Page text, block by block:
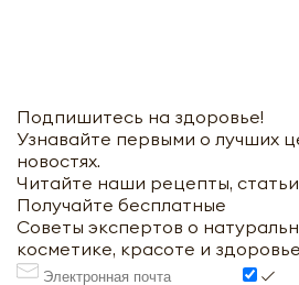
Подпишитесь на здоровье!
Узнавайте первыми о лучших
новостях.
Читайте наши рецепты,
Получайте бесплатные
Советы экспертов о
косметике, красоте и